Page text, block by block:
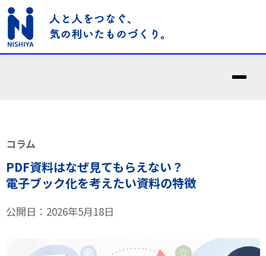
コラム
PDF資料はなぜ見てもらえない？
電子ブック化を考えたい資料の特徴
公開日：2026年5月18日